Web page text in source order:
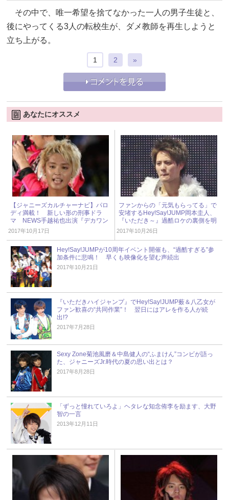
その中で、唯一希望を捨てなかった一人の男子生徒と、
後にやってくる3人の転校生が、ダメ教師を再生しようと
立ち上がる。
1 2 »
あなたにオススメ
【ジャニーズカルチャーナビ】パロ
ディ満載！ 新しい形の刑事ドラ
マ NEWS手越祐也出演『デカワン
コ』
2017年10月17日
ファンからの「元気もらってる」で
安堵するHey!Say!JUMP岡本圭人、
『いただき～』過酷ロケの裏側を明
かす！
2017年10月26日
Hey!Say!JUMPが10周年イベント開催も、“過酷すぎる”参
加条件に悲鳴！ 早くも映像化を望む声続出
2017年10月21日
『いただきハイジャンプ』でHey!Say!JUMP薮＆八乙女が
ファン歓喜の“共同作業”！ 翌日にはアレを作る人が続
出!?
2017年7月28日
Sexy Zone菊池風磨＆中島健人の“ふまけん”コンビが語っ
た、ジャニーズJr.時代の夏の思い出とは？
2017年8月28日
「ずっと憧れていろよ」ヘタレな知念侑李を励ます、大野
智の一言
2013年12月11日